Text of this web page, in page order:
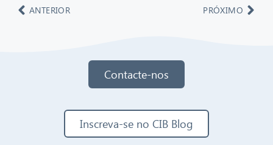
ANTERIOR PRÓXIMO
Contacte-nos
Inscreva-se no CIB Blog